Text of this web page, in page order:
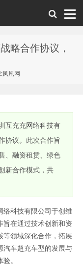
略合作协议，
凤凰网
互充充网络科技有
协议。此次合作旨
、融资租赁、绿色
新合作模式，共
络科技有限公司于创维
在通过技术创新和资
领域深化合作，拓展
汽车超充车型的发展与
。